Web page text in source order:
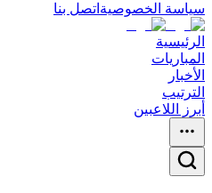
سياسة الخصوصية اتصل بنا
الرئيسية
المباريات
الأخبار
الترتيب
أبرز اللاعبين